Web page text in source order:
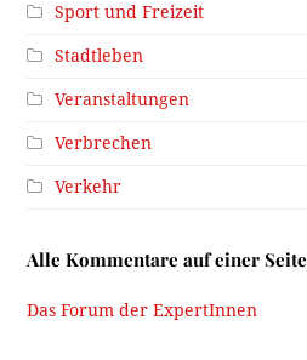
Sport und Freizeit
Stadtleben
Veranstaltungen
Verbrechen
Verkehr
Alle Kommentare auf einer Seite
Das Forum der ExpertInnen